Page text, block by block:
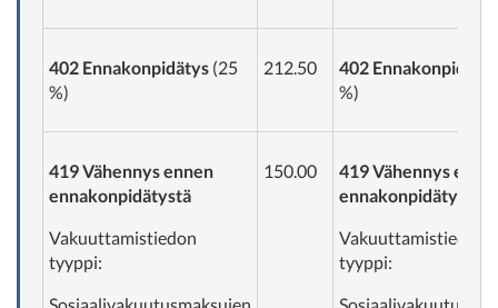
402 Ennakonpidätys (25
%)
212.50
402
%)
419 Vähennys ennen
ennakonpidätystä
Vakuuttamistiedon
tyyppi:
150.00
419 Vähennys
ennakonpidätystä
Vakuuttamistiedon
tyyppi: